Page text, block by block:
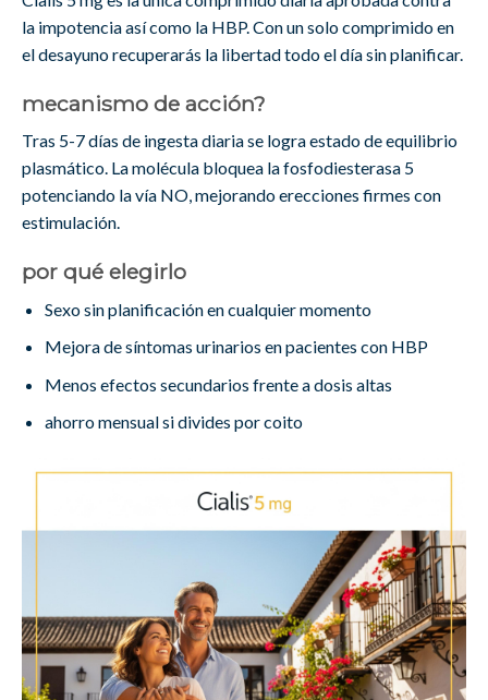
la impotencia así como la HBP. Con un solo comprimido en
el desayuno recuperarás la libertad todo el día sin planificar.
mecanismo de acción?
Tras 5-7 días de ingesta diaria se logra estado de equilibrio
plasmático. La molécula bloquea la fosfodiesterasa 5
potenciando la vía NO, mejorando erecciones firmes con
estimulación.
por qué elegirlo
Sexo sin planificación en cualquier momento
Mejora de síntomas urinarios en pacientes con HBP
Menos efectos secundarios frente a dosis altas
ahorro mensual si divides por coito